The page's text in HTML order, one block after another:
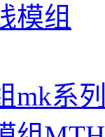
模组
mk系